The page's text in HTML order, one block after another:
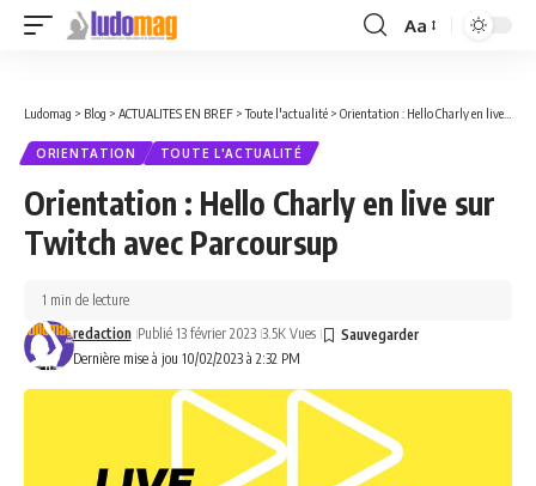
Font
Aa
Ludomag > Blog > ACTUALITES EN BREF >Toute l'actualité > Orientation : Hello Charly en live sur Twitch avec Parcoursup
ORIENTATION TOUTE L'ACTUALITÉ
Orientation : Hello Charly en live sur
Twitch avec Parcoursup
Dernière mise à jou 10/02/2023 à 2:32 PM
redaction Publié 13 février 2023 3.5K Vues
1 min de lecture